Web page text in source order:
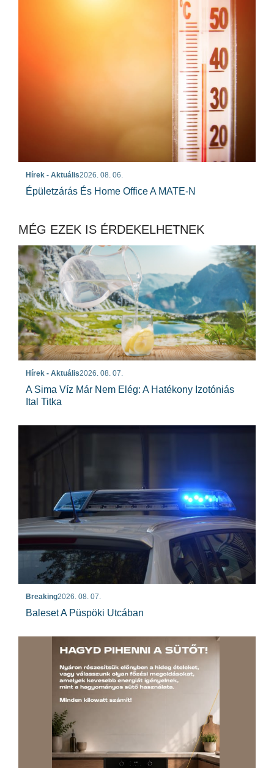
Hírek - Aktuális2026. 08. 06.
Épületzárás És Home Office A MATE-N
MÉG EZEK IS ÉRDEKELHETNEK
Hírek - Aktuális2026. 08. 07.
A Sima Víz Már Nem Elég: A Hatékony Izotóniás
Ital Titka
Breaking2026. 08. 07.
Baleset A Püspöki Utcában